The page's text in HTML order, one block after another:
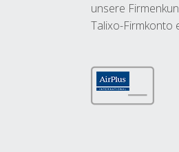
unsere
Talixo-Firmkonto